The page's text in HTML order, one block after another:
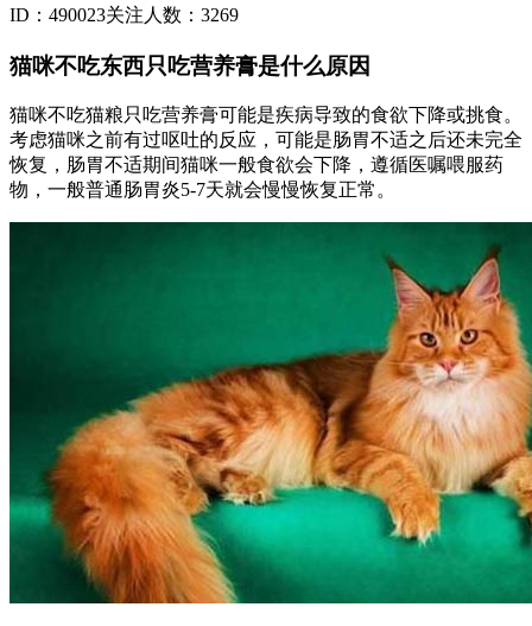
ID：490023关注人数：3269
猫咪不吃东西只吃营养膏是什么原因
猫咪不吃猫粮只吃营养膏可能是疾病导致的食欲下降或挑食。
考虑猫咪之前有过呕吐的反应，可能是肠胃不适之后还未完全
恢复，肠胃不适期间猫咪一般食欲会下降，遵循医嘱喂服药
物，一般普通肠胃炎5-7天就会慢慢恢复正常。